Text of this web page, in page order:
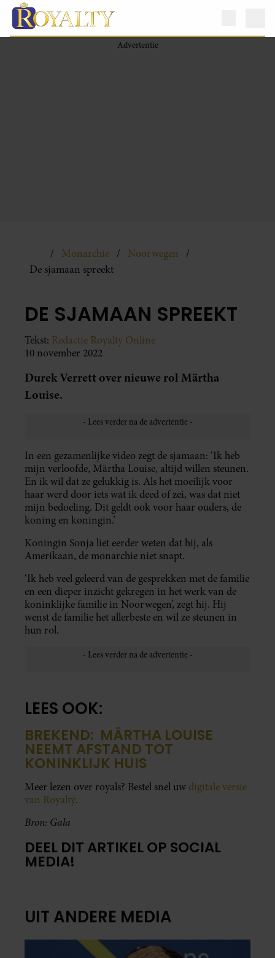
Monarchie
Noorwegen
De sjamaan spreekt
DE SJAMAAN SPREEKT
Tekst: Redactie Royalty Online
10 november 2022
Durek Verrett over nieuwe rol Märtha
Louise.
In een gezamenlijke video zegt de sjamaan: ‘Ik heb
mijn verloofde, Märtha Louise, altijd willen steunen.
En ik wil dat ze gelukkig is. Als het moeilijk voor
haar werd door iets wat ik deed of zei, was dat niet
mijn bedoeling. Dit geldt ook voor haar ouders, de
koning en koningin.’
Koningin Sonja liet eerder weten dat hij, als
Amerikaan, de monarchie niet snapt.
‘Ik heb veel geleerd van de gesprekken met de familie
en een dieper inzicht gekregen in het werk van de
koninklijke familie in Noorwegen’, zegt hij. Hij
wenst de familie het allerbeste en wil ze steunen in
hun rol.
LEES OOK:
BREKEND: MÄRTHA LOUISE
NEEMT AFSTAND TOT
KONINKLIJK HUIS
Meer lezen over royals? Bestel snel uw digitale versie
van Royalty.
Bron: Gala
DEEL DIT ARTIKEL OP SOCIAL
MEDIA!
UIT ANDERE MEDIA